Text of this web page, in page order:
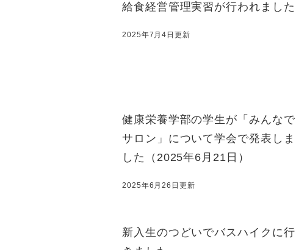
給食経営管理実習が行われました
2025年7月4日更新
健康栄養学部の学生が「みんなで
サロン」について学会で発表しま
した（2025年6月21日）
2025年6月26日更新
新入生のつどいでバスハイクに行